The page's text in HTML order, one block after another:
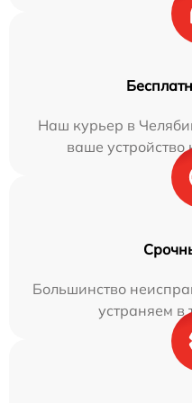
Наш курьер в
ваше устройство
Большинство
устраняем в